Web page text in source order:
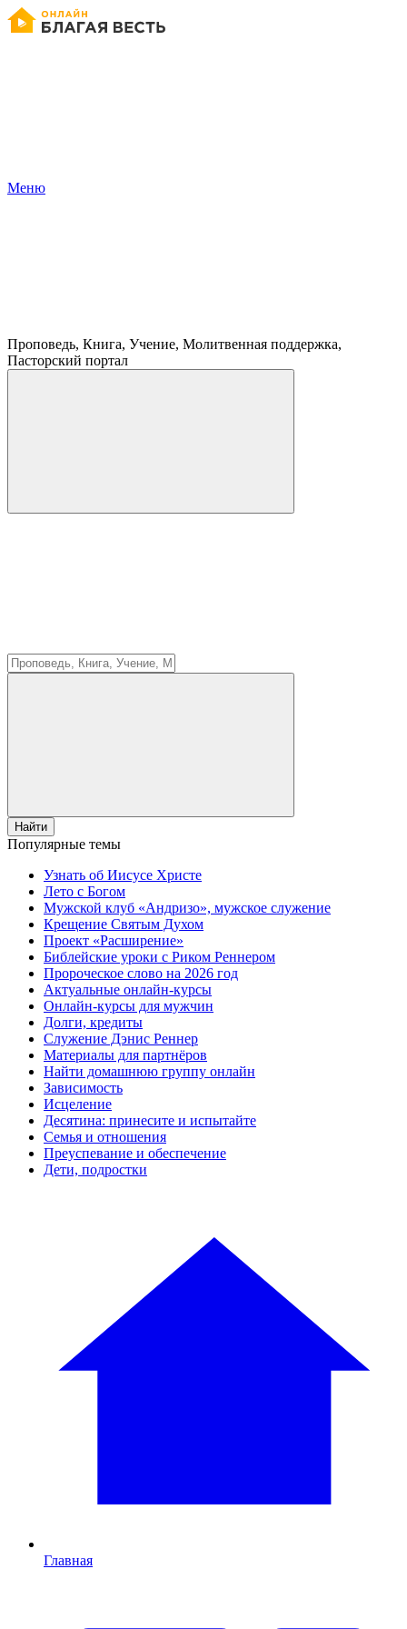
Меню
Проповедь, Книга, Учение, Молитвенная поддержка,
Пасторский портал
Найти
Популярные темы
Узнать об Иисусе Христе
Лето с Богом
Мужской клуб «Андризо», мужское служение
Крещение Святым Духом
Проект «Расширение»
Библейские уроки с Риком Реннером
Пророческое слово на 2026 год
Актуальные онлайн-курсы
Онлайн-курсы для мужчин
Долги, кредиты
Служение Дэнис Реннер
Материалы для партнёров
Найти домашнюю группу онлайн
Зависимость
Исцеление
Десятина: принесите и испытайте
Семья и отношения
Преуспевание и обеспечение
Дети, подростки
Главная